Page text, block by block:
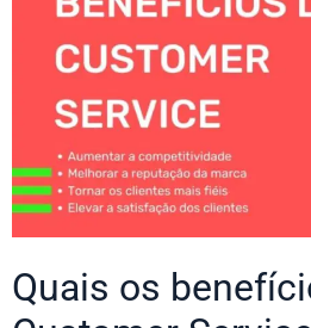
Quais os